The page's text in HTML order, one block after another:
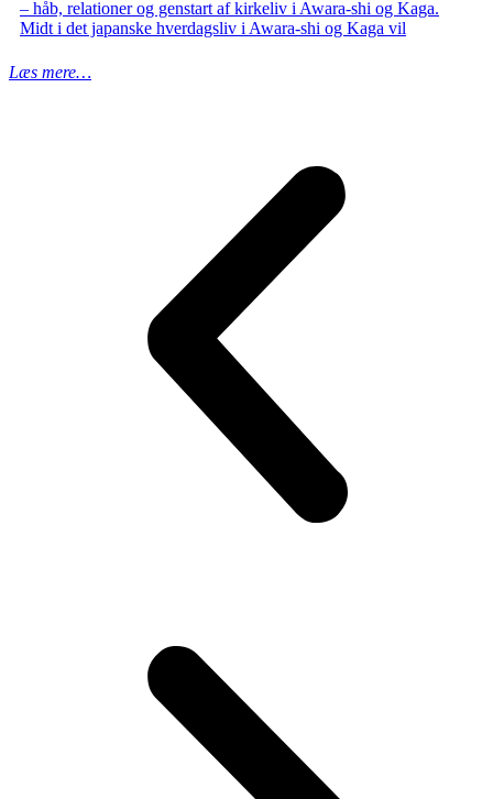
– håb, relationer og genstart af kirkeliv i Awara‑shi og Kaga.
Midt i det japanske hverdagsliv i Awara‑shi og Kaga vil
Læs mere…